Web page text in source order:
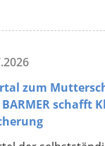
zum
schafft